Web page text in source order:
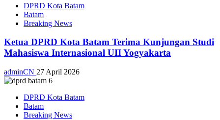
DPRD Kota Batam
Batam
Breaking News
Ketua DPRD Kota Batam Terima Kunjungan Studi
Mahasiswa Internasional UII Yogyakarta
adminCN 27 April 2026
DPRD Kota Batam
Batam
Breaking News